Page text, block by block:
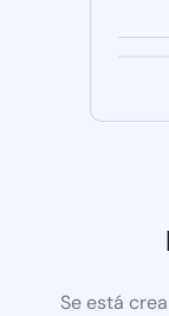
Se está